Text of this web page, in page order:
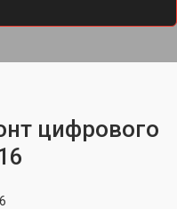
цифрового